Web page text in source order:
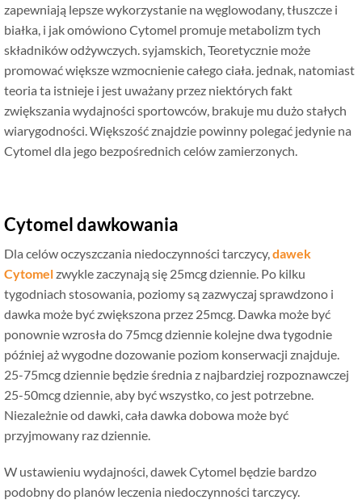
zapewniają lepsze wykorzystanie na węglowodany, tłuszcze i
białka, i jak omówiono Cytomel promuje metabolizm tych
składników odżywczych. syjamskich, Teoretycznie może
promować większe wzmocnienie całego ciała. jednak, natomiast
teoria ta istnieje i jest uważany przez niektórych fakt
zwiększania wydajności sportowców, brakuje mu dużo stałych
wiarygodności. Większość znajdzie powinny polegać jedynie na
Cytomel dla jego bezpośrednich celów zamierzonych.
Cytomel dawkowania
Dla celów oczyszczania niedoczynności tarczycy, dawek
Cytomelzwykle zaczynają się 25mcg dziennie. Po kilku
tygodniach stosowania, poziomy są zazwyczaj sprawdzono i
dawka może być zwiększona przez 25mcg. Dawka może być
ponownie wzrosła do 75mcg dziennie kolejne dwa tygodnie
później aż wygodne dozowanie poziom konserwacji znajduje.
25-75mcg dziennie będzie średnia z najbardziej rozpoznawczej
25-50mcg dziennie, aby być wszystko, co jest potrzebne.
Niezależnie od dawki, cała dawka dobowa może być
przyjmowany raz dziennie.
W ustawieniu wydajności, dawek Cytomel będzie bardzo
podobny do planów leczenia niedoczynności tarczycy.